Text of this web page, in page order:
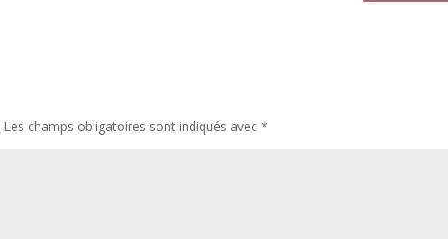
Les champs obligatoires sont indiqués avec *